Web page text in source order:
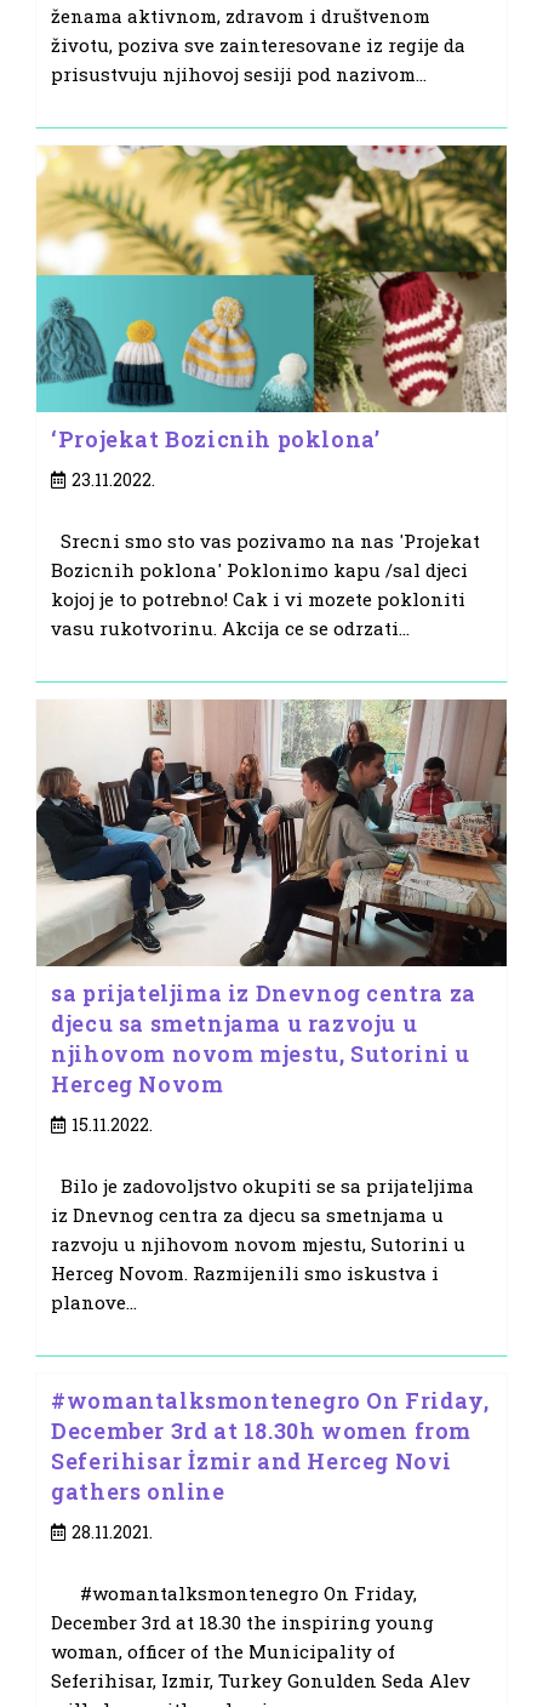
ženama aktivnom, zdravom i društvenom
životu, poziva sve zainteresovane iz regije da
prisustvuju njihovoj sesiji pod nazivom…
‘Projekat Bozicnih poklona’
Post
23.11.2022.
Srecni smo sto vas pozivamo na nas 'Projekat
Bozicnih poklona' Poklonimo kapu /sal djeci
kojoj je to potrebno! Cak i vi mozete pokloniti
vasu rukotvorinu. Akcija ce se odrzati…
sa prijateljima iz Dnevnog centra za
djecu sa smetnjama u razvoju u
njihovom novom mjestu, Sutorini u
Herceg Novom
Post
15.11.2022.
Bilo je zadovoljstvo okupiti se sa prijateljima
iz Dnevnog centra za djecu sa smetnjama u
razvoju u njihovom novom mjestu, Sutorini u
Herceg Novom. Razmijenili smo iskustva i
planove…
#womantalksmontenegro On Friday,
December 3rd at 18.30h women from
Seferihisar İzmir and Herceg Novi
gathers online
Post
28.11.2021.
#womantalksmontenegro On Friday,
December 3rd at 18.30 the inspiring young
woman, officer of the Municipality of
Seferihisar, Izmir, Turkey Gonulden Seda Alev